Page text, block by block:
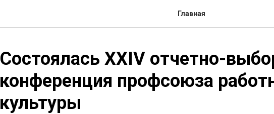
Главная
Состоялась XXIV отчетно-
конференция профсоюза
культуры